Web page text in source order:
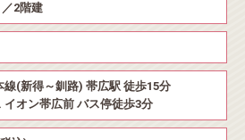
2階建
線(新得～釧路) 帯広駅 徒歩15分
イオン帯広前 バス停徒歩3分